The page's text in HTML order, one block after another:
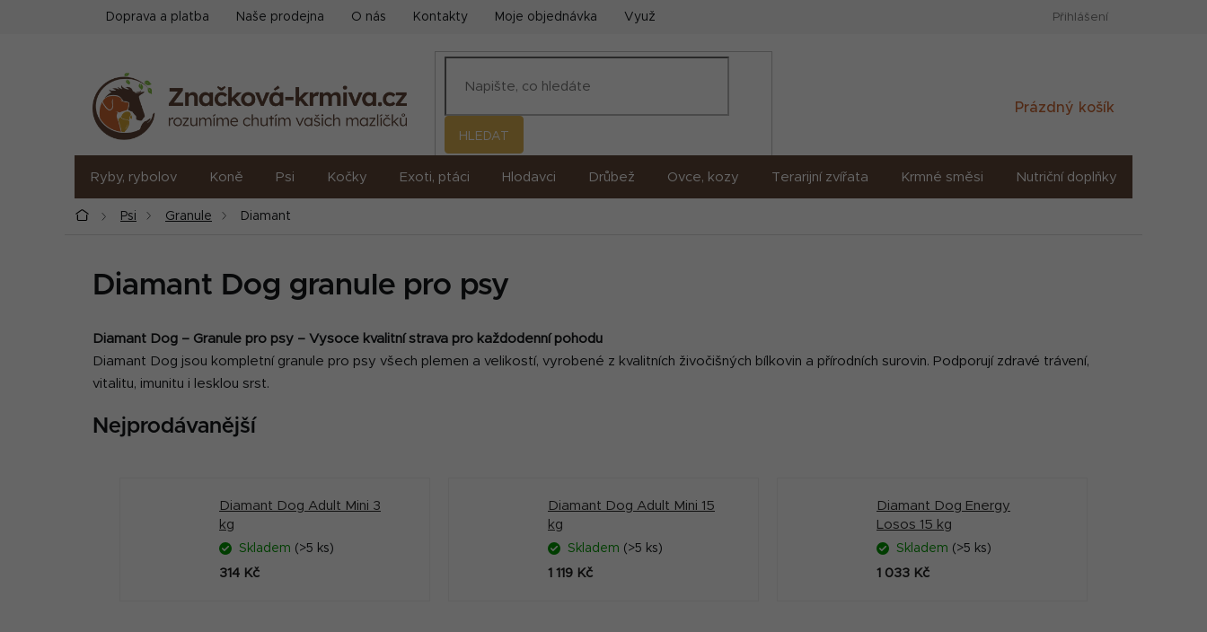
Doprava a platba Naše prodejna O nás Kontakty Moje objednávka Využití umělé inteligence (AI) Přihlášení
HLEDAT
Nákupní
Prázdný košík
Ryby, rybolov Koně Psi Kočky Exoti, ptáci Hlodavci Drůbež Ovce, kozy Terarijní zvířata Krmné směsi Nutriční doplňky
DomůPsi Granule Diamant
Diamant Dog granule pro psy
Diamant Dog – Granule pro psy – Vysoce kvalitní strava pro každodenní pohodu
Diamant Dog jsou kompletní granule pro psy všech plemen a velikostí, vyrobené z kvalitních živočišných bílkovin a přírodních surovin. Podporují zdravé trávení,
vitalitu, imunitu i lesklou srst.
Nejprodávanější
Diamant Dog Adult Mini 3
kg
Skladem (>5 ks)
314 Kč
Diamant Dog Adult Mini 15
kg
Skladem (>5 ks)
1 119 Kč
Diamant Dog Energy
Losos 15 kg
Skladem (>5 ks)
1 033 Kč